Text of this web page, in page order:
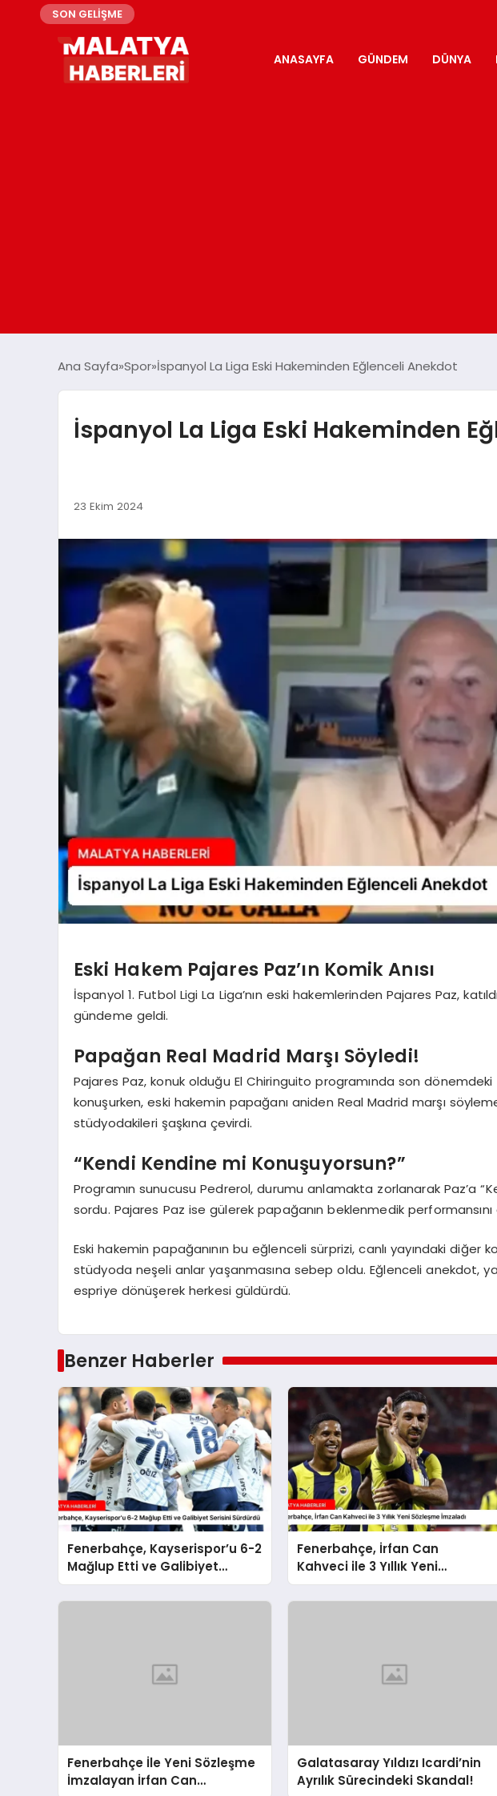
SON GELİŞME
ANASAYFA GÜNDEM DÜNYA
Ana Sayfa Spor İspanyol La Liga Eski Hakeminden Eğlenceli Anekdot
İspanyol La Liga Eski Hakeminden
23 Ekim 2024
Eski Hakem Pajares Paz’ın Komik Anısı
İspanyol 1. Futbol Ligi La Liga’nın eski hakemlerinden Pajares Paz,
gündeme geldi.
Papağan Real Madrid Marşı Söyledi!
Pajares Paz, konuk olduğu El Chiringuito programında son dönemdeki
konuşurken, eski hakemin papağanı aniden Real Madrid marşı
stüdyodakileri şaşkına çevirdi.
“Kendi Kendine mi Konuşuyorsun?”
Programın sunucusu Pedrerol, durumu anlamakta zorlanarak Paz’a
sordu. Pajares Paz ise gülerek papağanın beklenmedik performansını
Eski hakemin papağanının bu eğlenceli sürprizi, canlı yayındaki diğer
stüdyoda neşeli anlar yaşanmasına sebep oldu. Eğlenceli anekdot,
espriye dönüşerek herkesi güldürdü.
Benzer Haberler
Fenerbahçe, Kayserispor’u 6-2
Mağlup Etti ve Galibiyet
Serisini Sürdürdü
Fenerbahçe, İrfan Can
Kahveci ile 3 Yıllık Yeni
Sözleşme İmzaladı
Fenerbahçe İle Yeni Sözleşme
İmzalayan İrfan Can
Galatasaray Yıldızı Icardi’nin
Ayrılık Sürecindeki Skandal!